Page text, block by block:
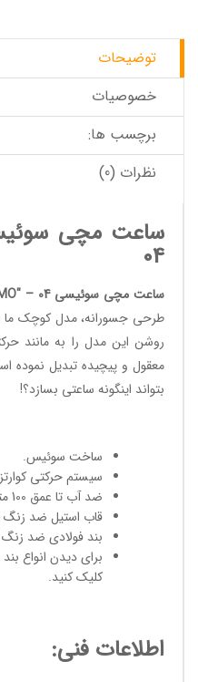
توضیحات
خصوصیات
برچسب ها:
نظرات (0)
04
ساعت مچی سوئیسی SLOW "MO" – 04
طرحی جسورانه، مدل کوچک ما
روشن این مدل را به مانند
معقول و پیچیده تبدیل
بتواند اینگونه ساعتی بسازد؟!
ساخت سوئیس.
سیستم حرکتی کوارتز GMT سوئیس.
ضد آب تا عمق 100 متری!
قاب استیل ضد زنگ طلایی 34
بند فولادی ضد زنگ
برای دیدن انواع
کلیک کنید.
اطلاعات فنی: